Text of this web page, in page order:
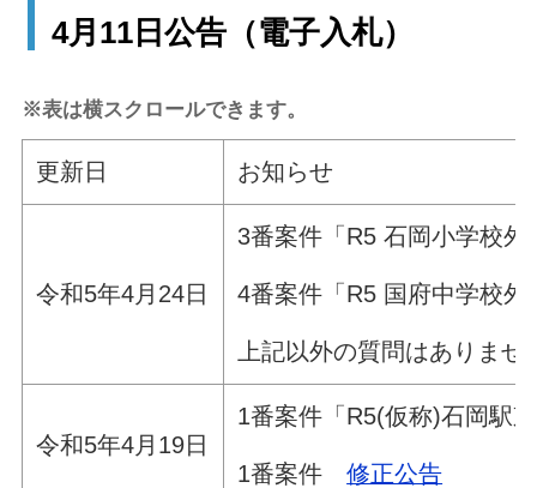
4月11日公告（電子入札）
※表は横スクロールできます。
更新日 お知らせ
令和5年4月24日
3番案件「R5 石岡小学校外
4番案件「R5 国府中学校
上記以外の質問はありませ
令和5年4月19日
1番案件「R5(仮称)石岡駅
1番案件修正公告